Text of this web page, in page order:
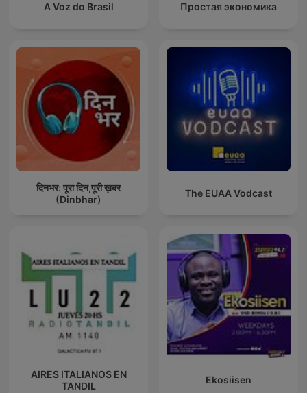
A Voz do Brasil Простая экономика
दिनभर: पूरा दिन,पूरी ख़बर
(Dinbhar)
The EUAA Vodcast
AIRES ITALIANOS EN
TANDIL
Ekosiisen